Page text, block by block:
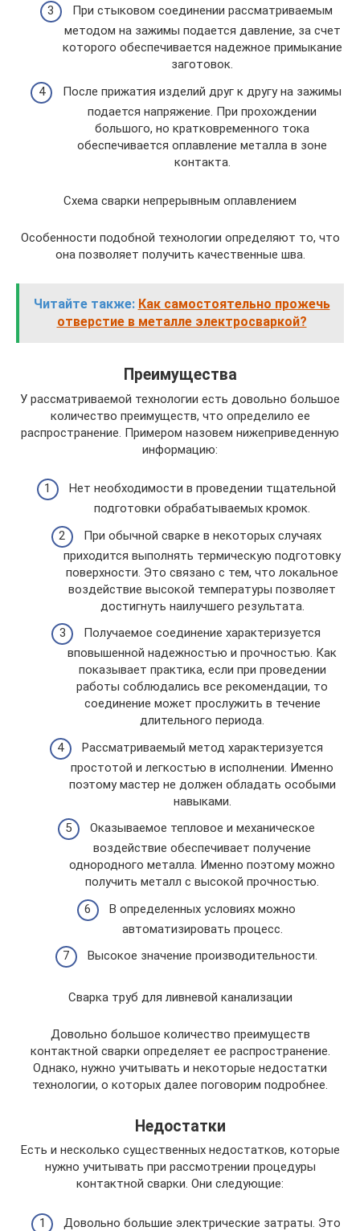
При стыковом соединении рассматриваемым
методом на зажимы подается давление, за счет
которого обеспечивается надежное примыкание
заготовок.
После прижатия изделий друг к другу на зажимы
подается напряжение. При прохождении
большого, но кратковременного тока
обеспечивается оплавление металла в зоне
контакта.
Схема сварки непрерывным оплавлением
Особенности подобной технологии определяют то, что
она позволяет получить качественные шва.
Читайте также: Как самостоятельно прожечь
отверстие в металле электросваркой?
Преимущества
У рассматриваемой технологии есть довольно большое
количество преимуществ, что определило ее
распространение. Примером назовем нижеприведенную
информацию:
Нет необходимости в проведении тщательной
подготовки обрабатываемых кромок.
При обычной сварке в некоторых случаях
приходится выполнять термическую подготовку
поверхности. Это связано с тем, что локальное
воздействие высокой температуры позволяет
достигнуть наилучшего результата.
Получаемое соединение характеризуется
вповышенной надежностью и прочностью. Как
показывает практика, если при проведении
работы соблюдались все рекомендации, то
соединение может прослужить в течение
длительного периода.
Рассматриваемый метод характеризуется
простотой и легкостью в исполнении. Именно
поэтому мастер не должен обладать особыми
навыками.
Оказываемое тепловое и механическое
воздействие обеспечивает получение
однородного металла. Именно поэтому можно
получить металл с высокой прочностью.
В определенных условиях можно
автоматизировать процесс.
Высокое значение производительности.
Сварка труб для ливневой канализации
Довольно большое количество преимуществ
контактной сварки определяет ее распространение.
Однако, нужно учитывать и некоторые недостатки
технологии, о которых далее поговорим подробнее.
Недостатки
Есть и несколько существенных недостатков, которые
нужно учитывать при рассмотрении процедуры
контактной сварки. Они следующие:
Довольно большие электрические затраты. Это